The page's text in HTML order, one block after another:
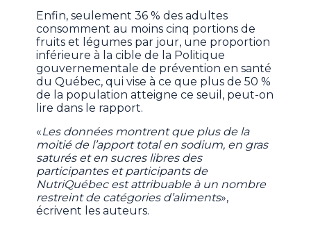
Enfin, seulement 36 % des adultes
consomment au moins cinq portions de
fruits et légumes par jour, une proportion
inférieure à la cible de la Politique
gouvernementale de prévention en santé
du Québec, qui vise à ce que plus de 50 %
de la population atteigne ce seuil, peut-on
lire dans le rapport.
«Les données montrent que plus de la
moitié de l’apport total en sodium, en gras
saturés et en sucres libres des
participantes et participants de
NutriQuébec est attribuable à un nombre
restreint de catégories d’aliments»,
écrivent les auteurs.